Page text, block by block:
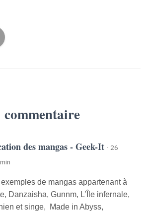
commentaire
des mangas - Geek-It · 26
de mangas appartenant à
Danzaisha, Gunnm, L’Île infernale,
et singe, Made in Abyss,